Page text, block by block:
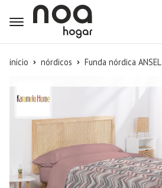
inicio nórdicos Funda nórdica ANSEL